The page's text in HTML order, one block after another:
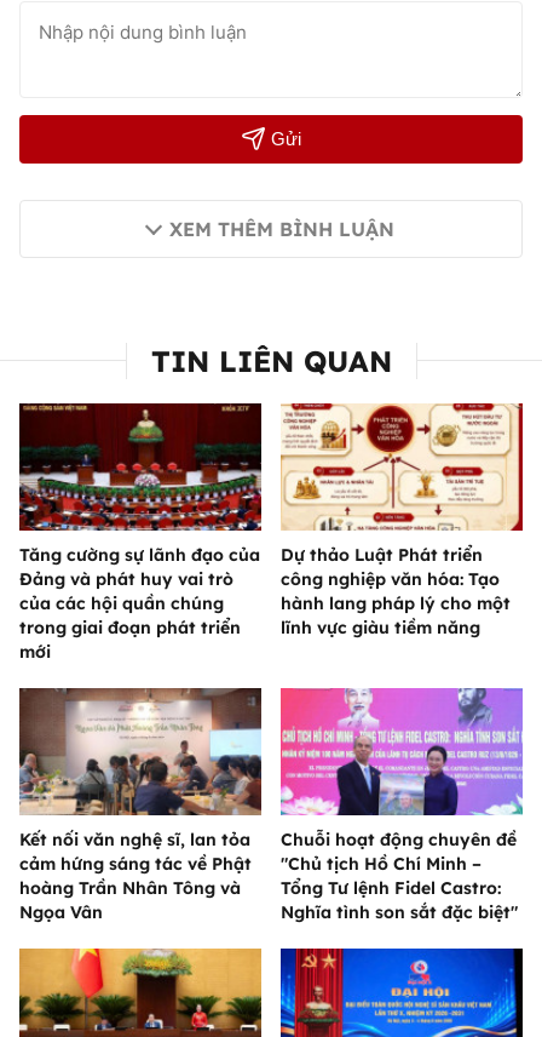
Gửi
XEM THÊM BÌNH LUẬN
TIN LIÊN QUAN
Tăng cường sự lãnh đạo của
Đảng và phát huy vai trò
của các hội quần chúng
trong giai đoạn phát triển
mới
Dự thảo Luật Phát triển
công nghiệp văn hóa: Tạo
hành lang pháp lý cho một
lĩnh vực giàu tiềm năng
Kết nối văn nghệ sĩ, lan tỏa
cảm hứng sáng tác về Phật
hoàng Trần Nhân Tông và
Ngọa Vân
Chuỗi hoạt động chuyên đề
"Chủ tịch Hồ Chí Minh –
Tổng Tư lệnh Fidel Castro:
Nghĩa tình son sắt đặc biệt"